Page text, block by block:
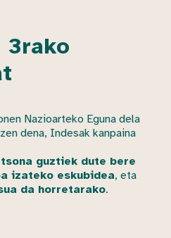
3rako
Nazioarteko Eguna dela
dena, Indesak kanpaina
guztiek dute bere
izateko eskubidea, eta
da horretarako.